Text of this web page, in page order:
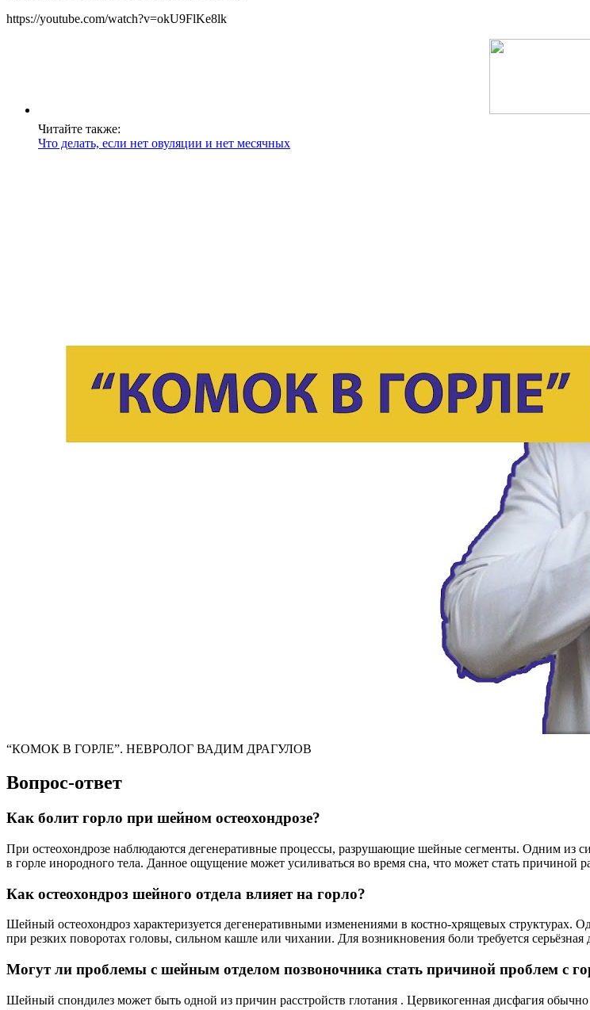
https://youtube.com/watch?v=okU9FlKe8lk
Читайте также:
Что делать, если нет овуляции и нет месячных
“КОМОК В ГОРЛЕ”. НЕВРОЛОГ ВАДИМ ДРАГУЛОВ
Вопрос-ответ
Как болит горло при шейном остеохондрозе?
При остеохондрозе наблюдаются дегенеративные процессы, разрушающие шейные сегменты. Одним из
в горле инородного тела. Данное ощущение может усиливаться во время сна, что может стать причиной
Как остеохондроз шейного отдела влияет на горло?
Шейный остеохондроз характеризуется дегенеративными изменениями в костно-хрящевых структурах.
при резких поворотах головы, сильном кашле или чихании. Для возникновения боли требуется серьёзная
Могут ли проблемы с шейным отделом позвоночника стать причиной проблем с
Шейный спондилез может быть одной из причин расстройств глотания . Цервикогенная дисфагия